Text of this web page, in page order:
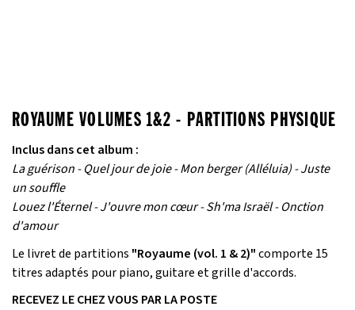
ROYAUME VOLUMES 1&2 - PARTITIONS PHYSIQUE
Inclus dans cet album :
La guérison - Quel jour de joie - Mon berger (Alléluia) - Juste
un souffle
Louez l'Éternel - J'ouvre mon cœur - Sh'ma Israël - Onction
d'amour
Le livret de partitions "Royaume (vol. 1 & 2)"comporte 15
titres adaptés pour piano, guitare et grille d'accords.
RECEVEZ LE CHEZ VOUS PAR LA POSTE